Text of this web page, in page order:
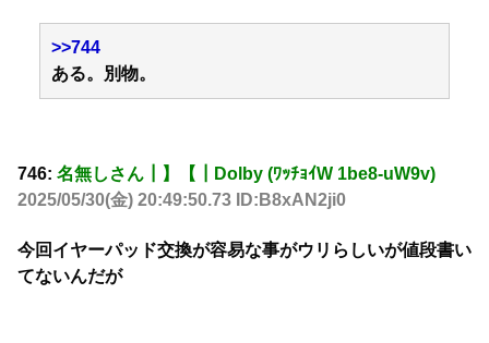
>>744
ある。別物。
746: 名無しさん┃】【┃Dolby (ﾜｯﾁｮｲW 1be8-uW9v)
2025/05/30(金) 20:49:50.73 ID:B8xAN2ji0
今回イヤーパッド交換が容易な事がウリらしいが値段書い
てないんだが